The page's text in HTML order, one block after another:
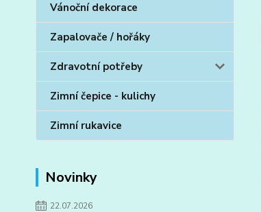
Vánoční dekorace
Zapalovače / hořáky
Zdravotní potřeby
Zimní čepice - kulichy
Zimní rukavice
Novinky
22.07.2026